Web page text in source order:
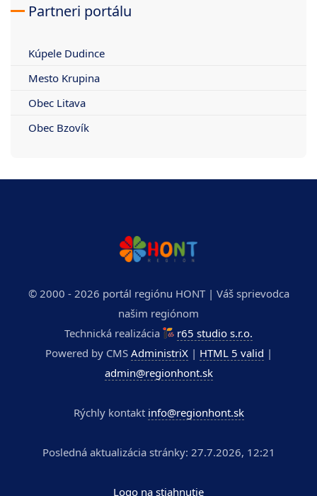
Partneri portálu
Kúpele Dudince
Mesto Krupina
Obec Litava
Obec Bzovík
© 2000 - 2026 portál regiónu HONT | Váš sprievodca
našim regiónom
Technická realizácia
r65 studio s.r.o.
Powered by CMS AdministriX| HTML 5 valid |
admin@regionhont.sk
Rýchly kontakt info@regionhont.sk
Posledná aktualizácia stránky: 27.7.2026, 12:21
Logo na stiahnutie